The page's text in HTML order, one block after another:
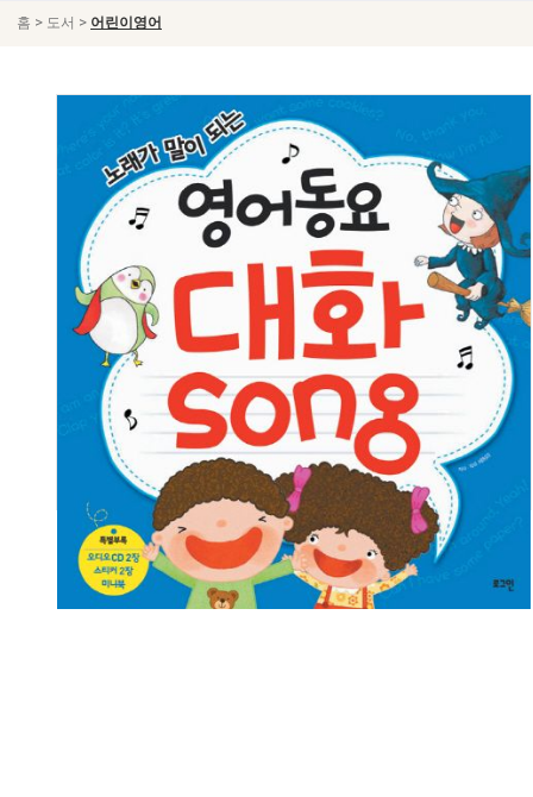
홈 > 도서 > 어린이영어